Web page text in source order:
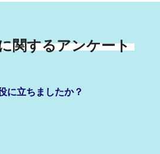
関するアンケート
に立ちましたか？